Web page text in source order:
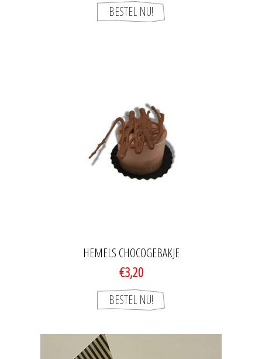
HEMELS CHOCOGEBAKJE
€3,20